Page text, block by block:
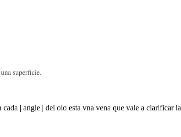
superficie.
cada | angle | del oio esta vna vena que vale a